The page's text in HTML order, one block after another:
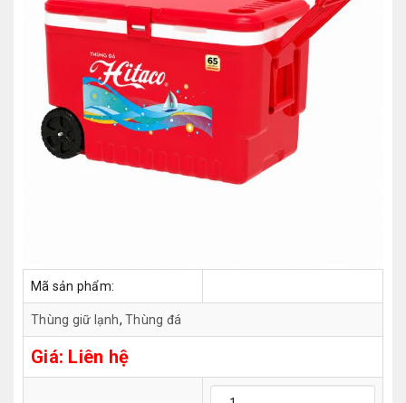
Mã sản phẩm:
Thùng giữ lạnh, Thùng đá
Giá: Liên hệ